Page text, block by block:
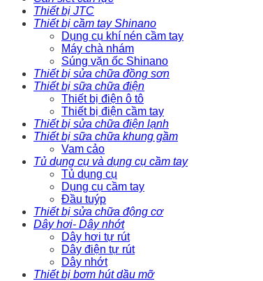
Thiết bị JTC
Thiết bị cầm tay Shinano
Dụng cụ khí nén cầm tay
Máy chà nhám
Súng vặn ốc Shinano
Thiết bị sửa chữa đồng sơn
Thiết bị sữa chữa điện
Thiết bị điện ô tô
Thiết bị điện cầm tay
Thiết bị sửa chữa điện lạnh
Thiết bị sữa chữa khung gầm
Vam cảo
Tủ dụng cụ và dụng cụ cầm tay
Tủ dụng cụ
Dụng cụ cầm tay
Đầu tuýp
Thiết bị sửa chữa động cơ
Dây hơi- Dây nhớt
Dây hơi tự rút
Dây điện tự rút
Dây nhớt
Thiết bị bơm hút dầu mỡ